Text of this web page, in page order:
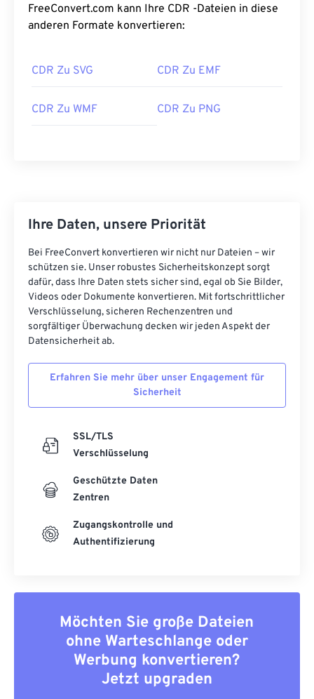
FreeConvert.com kann Ihre CDR -Dateien in diese
anderen Formate konvertieren:
CDR Zu SVG CDR Zu EMF
CDR Zu WMF CDR Zu PNG
Ihre Daten, unsere Priorität
Bei FreeConvert konvertieren wir nicht nur Dateien – wir
schützen sie. Unser robustes Sicherheitskonzept sorgt
dafür, dass Ihre Daten stets sicher sind, egal ob Sie Bilder,
Videos oder Dokumente konvertieren. Mit fortschrittlicher
Verschlüsselung, sicheren Rechenzentren und
sorgfältiger Überwachung decken wir jeden Aspekt der
Datensicherheit ab.
Erfahren Sie mehr über unser Engagement für
Sicherheit
SSL/TLS
Verschlüsselung
Geschützte Daten
Zentren
Zugangskontrolle und
Authentifizierung
Möchten Sie große Dateien
ohne Warteschlange oder
Werbung konvertieren?
Jetzt upgraden